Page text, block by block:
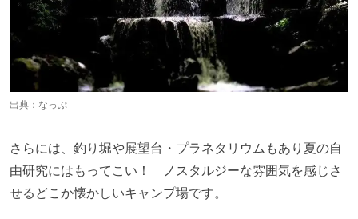
出典： なっぷ
さらには、釣り堀や展望台・プラネタリウムもあり夏の自
由研究にはもってこい！ ノスタルジーな雰囲気を感じさ
せるどこか懐かしいキャンプ場です。